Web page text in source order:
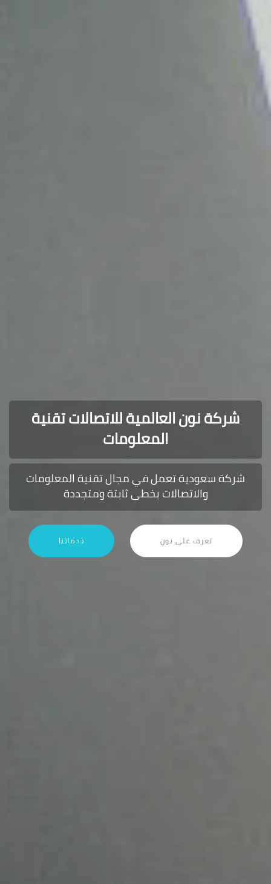
شركة نون العالمية للاتصالات تقنية
المعلومات
شركة سعودية تعمل في مجال تقنية المعلومات
والاتصالات بخطى ثابتة ومتجددة
خدماتنا تعرف على نون